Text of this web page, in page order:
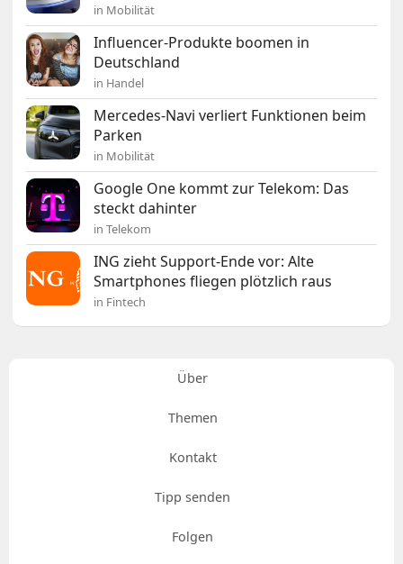
in Mobilität
Influencer-Produkte boomen in
Deutschland
in Handel
Mercedes-Navi verliert Funktionen beim
Parken
in Mobilität
Google One kommt zur Telekom: Das
steckt dahinter
in Telekom
ING zieht Support-Ende vor: Alte
Smartphones fliegen plötzlich raus
in Fintech
Über
Themen
Kontakt
Tipp senden
Folgen